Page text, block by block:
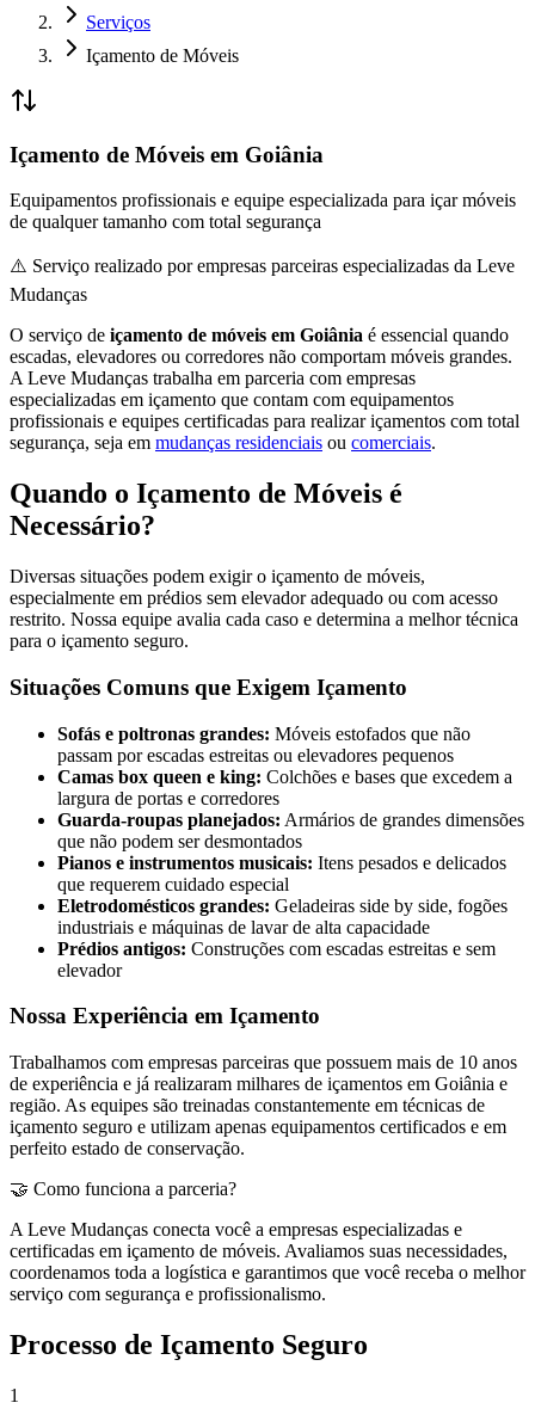
Serviços
Içamento de Móveis
Içamento de Móveis em Goiânia
Equipamentos profissionais e equipe especializada para içar móveis
de qualquer tamanho com total segurança
⚠️ Serviço realizado por empresas parceiras especializadas da Leve
Mudanças
O serviço de içamento de móveis em Goiânia é essencial quando
escadas, elevadores ou corredores não comportam móveis grandes.
A Leve Mudanças trabalha em parceria com empresas
especializadas em içamento que contam com equipamentos
profissionais e equipes certificadas para realizar içamentos com total
segurança, seja em mudanças residenciais ou comerciais.
Quando o Içamento de Móveis é
Necessário?
Diversas situações podem exigir o içamento de móveis,
especialmente em prédios sem elevador adequado ou com acesso
restrito. Nossa equipe avalia cada caso e determina a melhor técnica
para o içamento seguro.
Situações Comuns que Exigem Içamento
Sofás e poltronas grandes: Móveis estofados que não
passam por escadas estreitas ou elevadores pequenos
Camas box queen e king: Colchões e bases que excedem a
largura de portas e corredores
Guarda-roupas planejados: Armários de grandes dimensões
que não podem ser desmontados
Pianos e instrumentos musicais: Itens pesados e delicados
que requerem cuidado especial
Eletrodomésticos grandes: Geladeiras side by side, fogões
industriais e máquinas de lavar de alta capacidade
Prédios antigos: Construções com escadas estreitas e sem
elevador
Nossa Experiência em Içamento
Trabalhamos com empresas parceiras que possuem mais de 10 anos
de experiência e já realizaram milhares de içamentos em Goiânia e
região. As equipes são treinadas constantemente em técnicas de
içamento seguro e utilizam apenas equipamentos certificados e em
perfeito estado de conservação.
🤝 Como funciona a parceria?
A Leve Mudanças conecta você a empresas especializadas e
certificadas em içamento de móveis. Avaliamos suas necessidades,
coordenamos toda a logística e garantimos que você receba o melhor
serviço com segurança e profissionalismo.
Processo de Içamento Seguro
1